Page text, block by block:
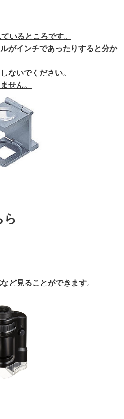
いるところです。
がインチであったりすると分か
ないでください。
せん。
ど見ることができます。